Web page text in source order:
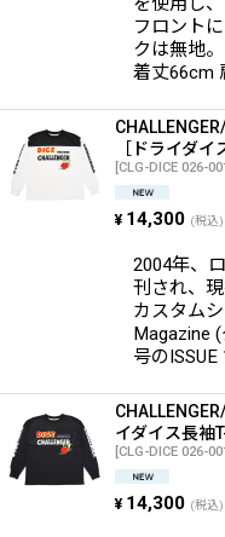
フロント
クは無地
着丈66cm
［ドライダイ
[CLG-DICE 026-
¥ 14,300 (税込)
2004年、
刊され、
カスタム
Magazine
号のISSUE
イダイス長袖
[CLG-DICE 026-
¥ 14,300 (税込)